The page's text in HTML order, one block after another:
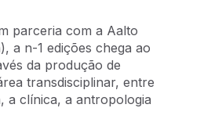
parceria com a Aalto
a n-1 edições chega ao
da produção de
transdisciplinar, entre
a clínica, a antropologia